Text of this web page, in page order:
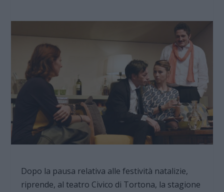
Dopo la pausa relativa alle festività natalizie,
riprende, al teatro Civico di Tortona, la stagione